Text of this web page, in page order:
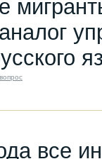
все